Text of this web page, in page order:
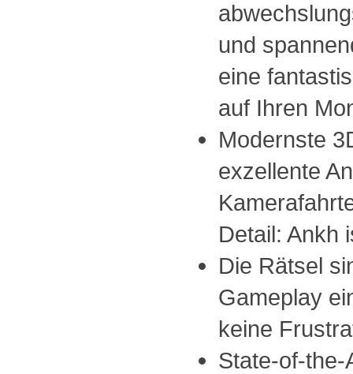
und
eine
auf Ihren
Modernste
exzellente
Detail: Ankh
Die Rätsel
Gameplay
keine
State-of-the-